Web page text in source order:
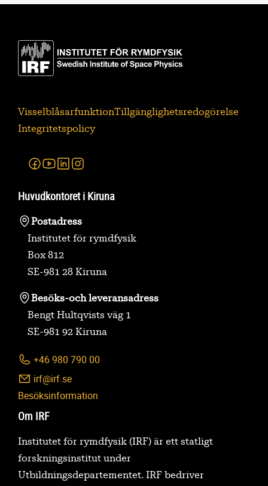
VisselblåsarfunktionTillgänglighetsredogörelse
Integritetspolicy
Facebook
Youtube
Linkedin
Huvudkontoret i Kiruna
Postadress
Institutet för rymdfysik
Box 812
SE-981 28 Kiruna
Besöks-och leveransadress
Bengt Hultqvists väg 1
SE-981 92 Kiruna
+46 980 790 00
irf@irf.se
Besöksinformation
Om IRF
Institutet för rymdfysik (IRF) är ett statligt
forskningsinstitut under
Utbildningsdepartementet. IRF bedriver